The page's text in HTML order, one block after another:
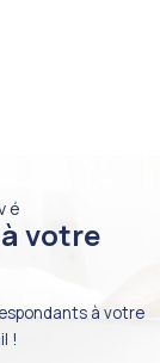
votre
à votre
!